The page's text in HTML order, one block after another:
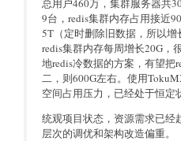
总用户460万，集群服务器共
9台，redis集群内存占用接近
5T（定时删除旧数据，所以增
redis集群内存每周增长20G，
地redis冷数据的方案，有望把
二，则600G左右。使用
空间占用压力，已经处于恒定
统观项目状态，资源需求已经
层次的调优和架构改造偏重。